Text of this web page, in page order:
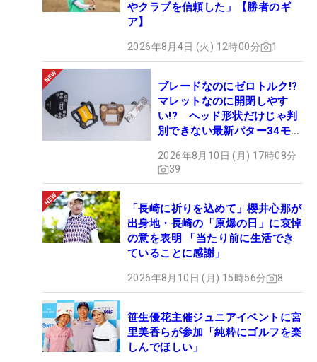
―当初は出場が厳しいと見込まれた3月の3連戦のう
ち、2試合に出られたことは大きな意味を持つ
「もともとマンデー（主催者推薦選考会）を受けよ
うとしていたのですが、（シーズンの）2試合目
は、その前日に繰り上げ（出場）が決まって、次の
試合も入ることができました。この2試合がなかっ
たら、初戦が4月末になっていたし、修正もできな
かった。出られて良かったです」
―次の試合で意識する点は
「まずはパーオン率を上げて、パー5でのバーディ
を増やせるように。結果的に、前の2試合では予選
は通過しましたが、最終日に順位を上げることがで
きなかった。3日目に上げられるように。フロリダ
のコースから、次（カリフォルニア州）は芝が変わ
り、ラフもねちっこい。グリーン周りやアプローチ
に気を付けて、そこを練習していきたいです」
やクラブを信頼した」【勝者のギ
ア】
2026年8月4日 (火) 12時00分 1
ブレードなのにゼロトルク!?
マレットなのに開閉しやす
い!? ヘッド形状だけじゃ判
別できない最新パター34モデ
#ギアカタログ2026
2026年8月10日 (月) 17時08分
39
「長崎に祈りを込めて」櫻井心那が
出身地・長崎の「原爆の日」に哀悼
の意を表明 「当たり前に生活でき
ていることに感謝」
2026年8月10日 (月) 15時56分 8
笹生優花主催ジュニアイベントに宮
里美香らが参加「純粋にゴルフを楽
しんでほしい」